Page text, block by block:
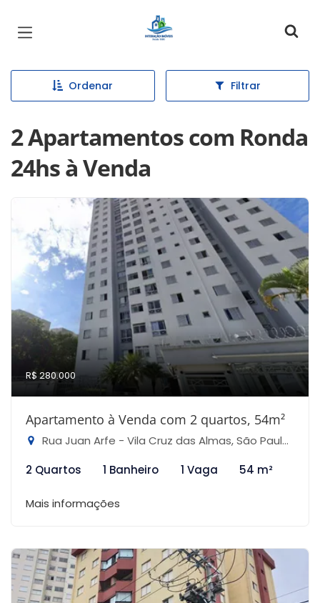
Página inicial
Ordenar Filtrar
2 Apartamentos com Ronda
24hs à Venda
R$ 280.000
Apartamento à Venda com 2 quartos, 54m²
Rua Juan Arfe - Vila Cruz das Almas, São Paulo-SP
2 Quartos
1 Banheiro 1 Vaga 54 m²
Mais informações